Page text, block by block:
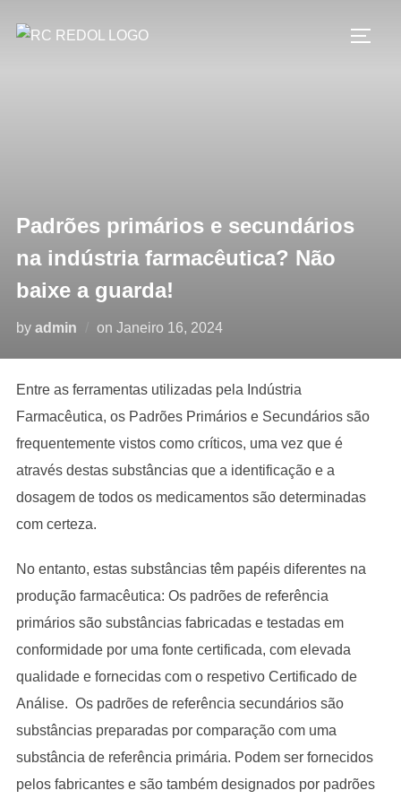
Padrões primários e secundários
na indústria farmacêutica? Não
baixe a guarda!
by admin on Janeiro 16, 2024
Entre as ferramentas utilizadas pela Indústria
Farmacêutica, os Padrões Primários e Secundários são
frequentemente vistos como críticos, uma vez que é
através destas substâncias que a identificação e a
dosagem de todos os medicamentos são determinadas
com certeza.
No entanto, estas substâncias têm papéis diferentes na
produção farmacêutica: Os padrões de referência
primários são substâncias fabricadas e testadas em
conformidade por uma fonte certificada, com elevada
qualidade e fornecidas com o respetivo Certificado de
Análise. Os padrões de referência secundários são
substâncias preparadas por comparação com uma
substância de referência primária. Podem ser fornecidos
pelos fabricantes e são também designados por padrões